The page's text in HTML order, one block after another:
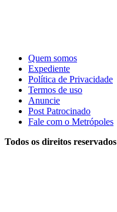
Quem somos
Expediente
Política de Privacidade
Termos de uso
Anuncie
Post Patrocinado
Fale com o Metrópoles
Todos os direitos reservados